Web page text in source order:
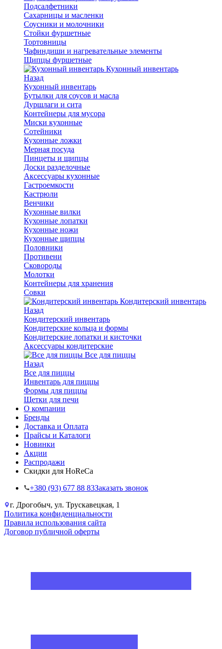
Подсалфетники
Сахарницы и масленки
Соусники и молочники
Стойки фуршетные
Тортовницы
Чафиндиши и нагревательные элементы
Щипцы фуршетные
Кухонный инвентарь
Назад
Кухонный инвентарь
Бутылки для соусов и масла
Дуршлаги и сита
Контейнеры для мусора
Миски кухонные
Сотейники
Кухонные ложки
Мерная посуда
Пинцеты и щипцы
Доски разделочные
Аксессуары кухонные
Гастроемкости
Кастрюли
Венчики
Кухонные вилки
Кухонные лопатки
Кухонные ножи
Кухонные щипцы
Половники
Противени
Сковороды
Молотки
Контейнеры для хранения
Совки
Кондитерский инвентарь
Назад
Кондитерский инвентарь
Кондитерские кольца и формы
Кондитерские лопатки и кисточки
Аксессуары кондитерские
Все для пиццы
Назад
Все для пиццы
Инвентарь для пиццы
Формы для пиццы
Щетки для печи
О компании
Бренды
Доставка и Оплата
Прайсы и Каталоги
Новинки
Акции
Распродажи
Скидки для HoReCa
+38‎0 (93) 677 88 83Заказать звонок
г. Дрогобыч, ул. Трускавецкая, 1
Политика конфиденциальности
Правила использования сайта
Договор публичной оферты